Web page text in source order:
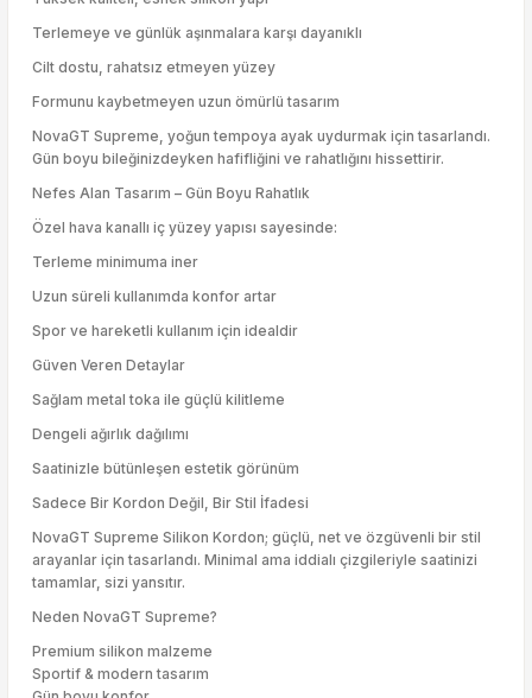
Terlemeye ve günlük aşınmalara karşı dayanıklı
Cilt dostu, rahatsız etmeyen yüzey
Formunu kaybetmeyen uzun ömürlü tasarım
NovaGT Supreme, yoğun tempoya ayak uydurmak için tasarlandı.
Gün boyu bileğinizdeyken hafifliğini ve rahatlığını hissettirir.
Nefes Alan Tasarım – Gün Boyu Rahatlık
Özel hava kanallı iç yüzey yapısı sayesinde:
Terleme minimuma iner
Uzun süreli kullanımda konfor artar
Spor ve hareketli kullanım için idealdir
Güven Veren Detaylar
Sağlam metal toka ile güçlü kilitleme
Dengeli ağırlık dağılımı
Saatinizle bütünleşen estetik görünüm
Sadece Bir Kordon Değil, Bir Stil İfadesi
NovaGT Supreme Silikon Kordon; güçlü, net ve özgüvenli bir stil
arayanlar için tasarlandı. Minimal ama iddialı çizgileriyle saatinizi
tamamlar, sizi yansıtır.
Neden NovaGT Supreme?
Premium silikon malzeme
Sportif & modern tasarım